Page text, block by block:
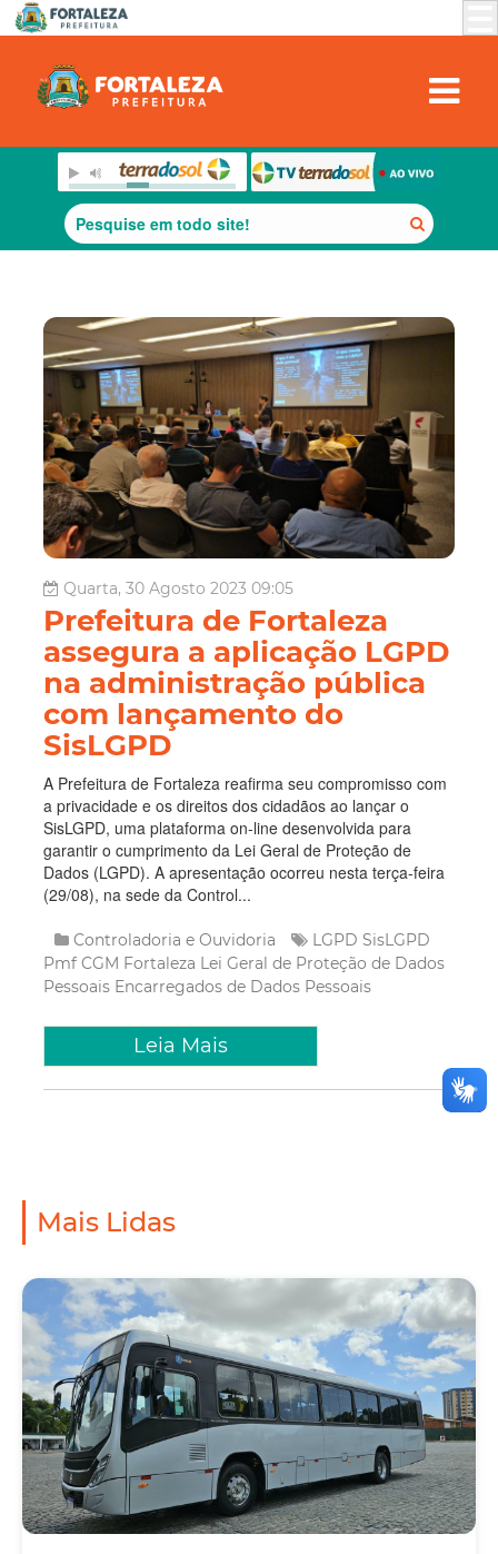
Quarta, 30 Agosto 2023 09:05
Prefeitura de Fortaleza
assegura a aplicação LGPD
na administração pública
com lançamento do
SisLGPD
A Prefeitura de Fortaleza reafirma seu compromisso com
a privacidade e os direitos dos cidadãos ao lançar o
SisLGPD, uma plataforma on-line desenvolvida para
garantir o cumprimento da Lei Geral de Proteção de
Dados (LGPD). A apresentação ocorreu nesta terça-feira
(29/08), na sede da Control...
Controladoria e Ouvidoria LGPD SisLGPD
Pmf CGM Fortaleza Lei Geral de Proteção de Dados
Pessoais Encarregados de Dados Pessoais
Leia Mais
Mais Lidas